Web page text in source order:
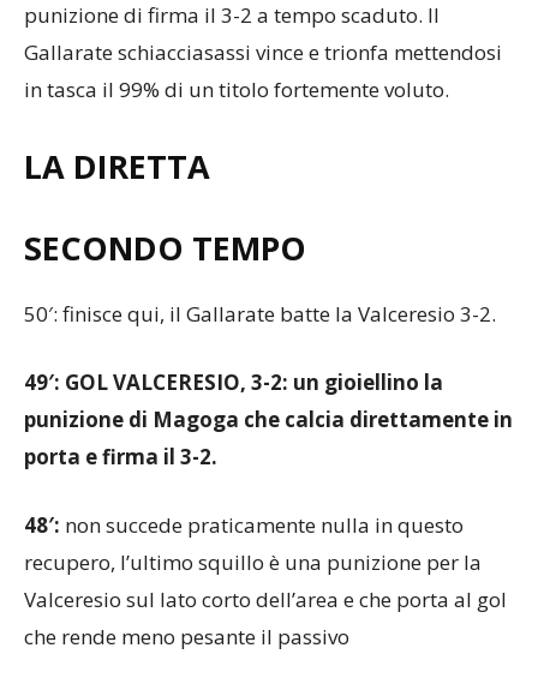
punizione di firma il 3-2 a tempo scaduto. Il
Gallarate schiacciasassi vince e trionfa mettendosi
in tasca il 99% di un titolo fortemente voluto.
LA DIRETTA
SECONDO TEMPO
50′: finisce qui, il Gallarate batte la Valceresio 3-2.
49′: GOL VALCERESIO, 3-2: un gioiellino la
punizione di Magoga che calcia direttamente in
porta e firma il 3-2.
48′: non succede praticamente nulla in questo
recupero, l’ultimo squillo è una punizione per la
Valceresio sul lato corto dell’area e che porta al gol
che rende meno pesante il passivo